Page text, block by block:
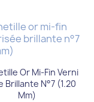
Or Mi-Fin Verni
Brillante N°7 (1.20
Mm)